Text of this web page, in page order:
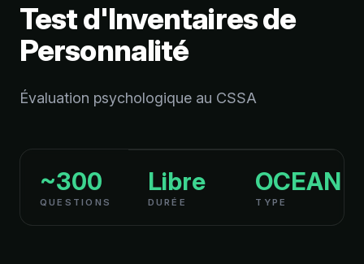
Test d'Inventaires de
Personnalité
Évaluation psychologique au CSSA
QUESTIONS
~300
DURÉE
Libre
TYPE
OCEAN